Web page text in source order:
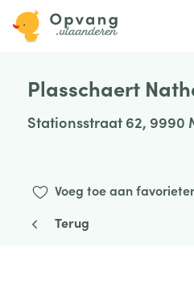
Plasschaert
Stationsstraat 62, 9990
Voeg toe aan
Terug